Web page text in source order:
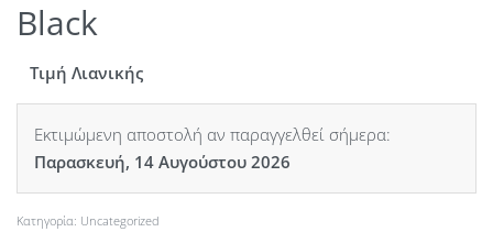
Black
Τιμή Λιανικής
Εκτιμώμενη αποστολή αν παραγγελθεί σήμερα:
Παρασκευή, 14 Αυγούστου 2026
Κατηγορία: Uncategorized